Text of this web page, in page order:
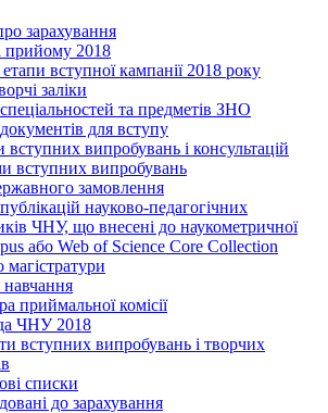
зарахування
прийому 2018
вступної кампанії 2018 року
заліки
та предметів ЗНО
для вступу
вступних випробувань і консультацій
вступних випробувань
замовлення
науково-педагогічних
ЧНУ, що внесені до наукометричної
або Web of Science Core Collection
навчання
приймальної комісії
ЧНУ 2018
вступних випробувань і творчих
списки
до зарахування